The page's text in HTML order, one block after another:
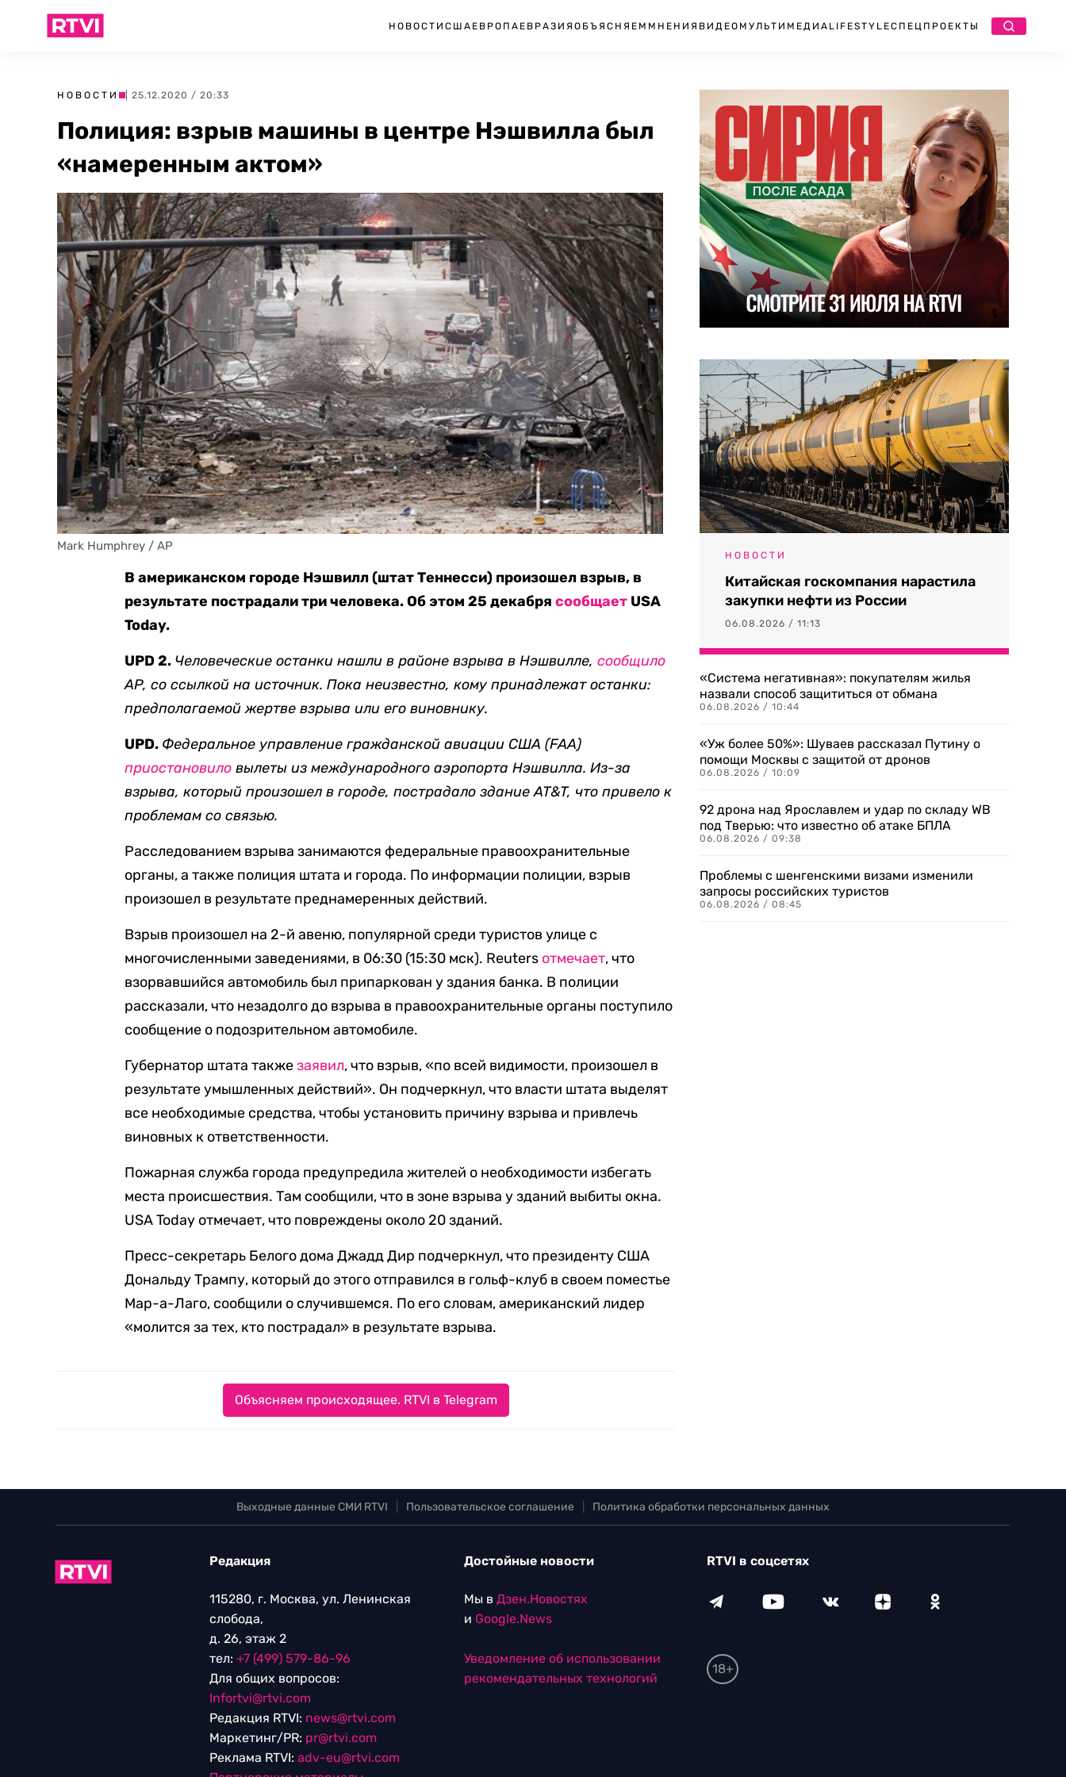
НОВОСТИ США ЕВРОПА ЕВРАЗИЯ ОБЪЯСНЯЕМ МНЕНИЯ ВИДЕО МУЛЬТИМЕДИА LIFESTYLEСПЕЦПРОЕКТЫ
НОВОСТИ | 25.12.2020 / 20:33
Полиция: взрыв машины в центре Нэшвилла был
«намеренным актом»
Mark Humphrey / AP
В американском городе Нэшвилл (штат Теннесси) произошел взрыв, в
результате пострадали три человека. Об этом 25 декабрясообщает USA
Today.
UPD 2. Человеческие останки нашли в районе взрыва в Нэшвилле,сообщило
AP, со ссылкой на источник. Пока неизвестно, кому принадлежат останки:
предполагаемой жертве взрыва или его виновнику.
UPD. Федеральное управление гражданской авиации США (FAA)
приостановило вылеты из международного аэропорта Нэшвилла. Из-за
взрыва, который произошел в городе, пострадало здание AT&T, что привело к
проблемам со связью.
Расследованием взрыва занимаются федеральные правоохранительные
органы, а также полиция штата и города. По информации полиции, взрыв
произошел в результате преднамеренных действий.
Взрыв произошел на 2-й авеню, популярной среди туристов улице с
многочисленными заведениями, в 06:30 (15:30 мск). Reuters отмечает, что
взорвавшийся автомобиль был припаркован у здания банка. В полиции
рассказали, что незадолго до взрыва в правоохранительные органы поступило
сообщение о подозрительном автомобиле.
Губернатор штата такжезаявил, что взрыв, «по всей видимости, произошел в
результате умышленных действий». Он подчеркнул, что власти штата выделят
все необходимые средства, чтобы установить причину взрыва и привлечь
виновных к ответственности.
Пожарная служба города предупредила жителей о необходимости избегать
места происшествия. Там сообщили, что в зоне взрыва у зданий выбиты окна.
USA Today отмечает, что повреждены около 20 зданий.
Пресс-секретарь Белого дома Джадд Дир подчеркнул, что президенту США
Дональду Трампу, который до этого отправился в гольф-клуб в своем поместье
Мар-а-Лаго, сообщили о случившемся. По его словам, американский лидер
«молится за тех, кто пострадал» в результате взрыва.
Объясняем происходящее. RTVI в Telegram
НОВОСТИ
Китайская госкомпания нарастила
закупки нефти из России
06.08.2026 / 11:13
«Система негативная»: покупателям жилья
назвали способ защититься от обмана
06.08.2026 / 10:44
«Уж более 50%»: Шуваев рассказал Путину о
помощи Москвы с защитой от дронов
06.08.2026 / 10:09
92 дрона над Ярославлем и удар по складу WB
под Тверью: что известно об атаке БПЛА
06.08.2026 / 09:38
Проблемы с шенгенскими визами изменили
запросы российских туристов
06.08.2026 / 08:45
Выходные данные СМИ RTVI Пользовательское соглашение Политика обработки персональных данных
Редакция
115280, г. Москва, ул. Ленинская
слобода,
д. 26, этаж 2
тел: +7 (499) 579-86-96
Для общих вопросов:
Infortvi@rtvi.com
Редакция RTVI: news@rtvi.com
Маркетинг/PR: pr@rtvi.com
Реклама RTVI: adv-eu@rtvi.com
Достойные новости
Мы в Дзен.Новостях
и Google.News
Уведомление об использовании
рекомендательных технологий
RTVI в соцсетях
18+